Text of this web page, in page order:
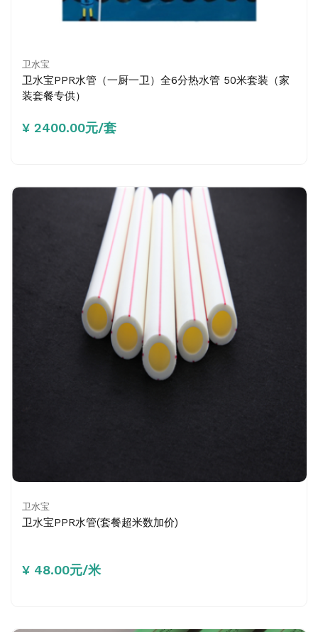
卫水宝
卫水宝PPR水管（一厨一卫）全6分热水管 50米套装（家
装套餐专供）
¥ 2400.00元/套
卫水宝
卫水宝PPR水管(套餐超米数加价)
¥ 48.00元/米